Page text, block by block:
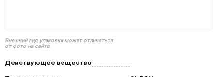
Внешний вид упаковки может отличаться
от фото на сайте.
Действующее вещество